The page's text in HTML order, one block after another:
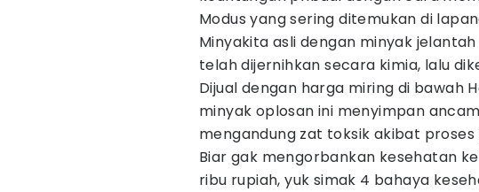
Modus yang sering ditemukan di
Minyakita asli dengan minyak
telah dijernihkan secara kimia, lalu
Dijual dengan harga miring di bawah
minyak oplosan ini menyimpan
mengandung zat toksik akibat
Biar gak mengorbankan kesehatan
ribu rupiah, yuk simak 4 bahaya